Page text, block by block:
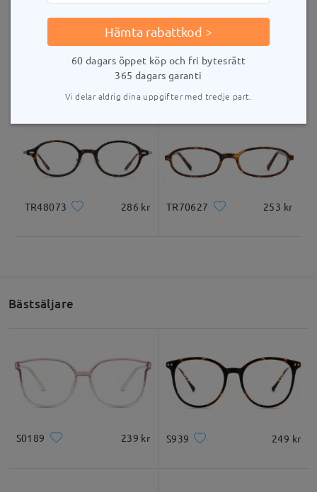
Levererad
253 kr Baddie22
TR48073 286 kr TR70627 253 kr
Bästsäljare
S0189 239 kr S939 249 kr
Hämta rabattkod >
60 dagars öppet köp och fri bytesrätt
365 dagars garanti
Vi delar aldrig dina uppgifter med tredje part.